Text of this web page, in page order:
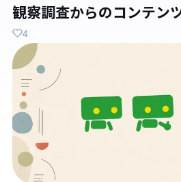
観察調査からのコンテン
4